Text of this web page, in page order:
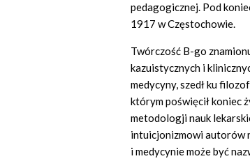
pedagogicznej. Pod
1917 w Częstochowie.
Twórczość B-go
kazuistycznych i
medycyny, szedł ku
którym poświęcił koniec
metodologji nauk
intuicjonizmowi autorów
i medycynie może być